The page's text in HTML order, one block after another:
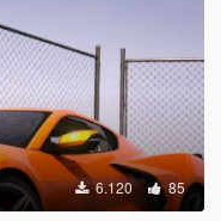
6.120 85